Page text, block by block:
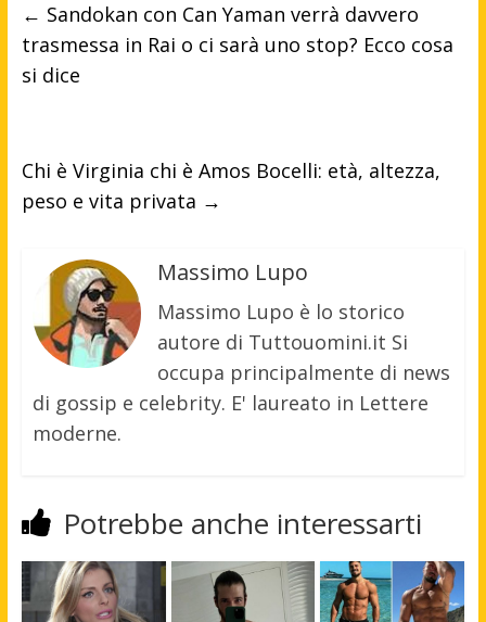
← Sandokan con Can Yaman verrà davvero
trasmessa in Rai o ci sarà uno stop? Ecco cosa
si dice
Chi è Virginia chi è Amos Bocelli: età, altezza,
peso e vita privata →
Massimo Lupo
Massimo Lupo è lo storico
autore di Tuttouomini.it Si
occupa principalmente di news
di gossip e celebrity. E' laureato in Lettere
moderne.
Potrebbe anche interessarti